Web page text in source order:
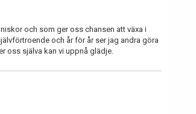
och som ger oss chansen att växa i
och år för år ser jag andra göra
oss själva kan vi uppnå glädje.